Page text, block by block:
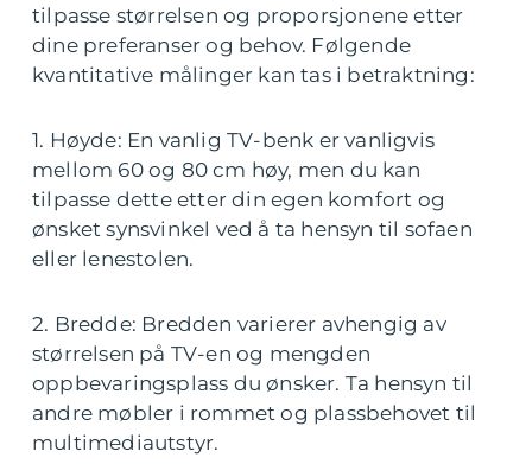
tilpasse størrelsen og proporsjonene etter
dine preferanser og behov. Følgende
kvantitative målinger kan tas i betraktning:
1. Høyde: En vanlig TV-benk er vanligvis
mellom 60 og 80 cm høy, men du kan
tilpasse dette etter din egen komfort og
ønsket synsvinkel ved å ta hensyn til sofaen
eller lenestolen.
2. Bredde: Bredden varierer avhengig av
størrelsen på TV-en og mengden
oppbevaringsplass du ønsker. Ta hensyn til
andre møbler i rommet og plassbehovet til
multimediautstyr.